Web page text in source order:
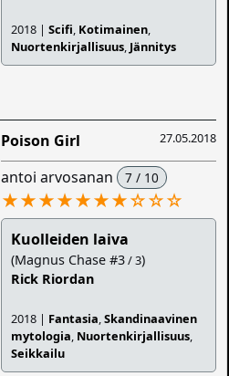
2018 |Scifi, Kotimainen,
Nuortenkirjallisuus, Jännitys
27.05.2018
Poison Girl
antoi arvosanan 7 / 10
★★★★★★★☆☆☆
Kuolleiden laiva
(Magnus Chase #3/ 3)
Rick Riordan
2018 | Fantasia,Skandinaavinen
mytologia, Nuortenkirjallisuus,
Seikkailu